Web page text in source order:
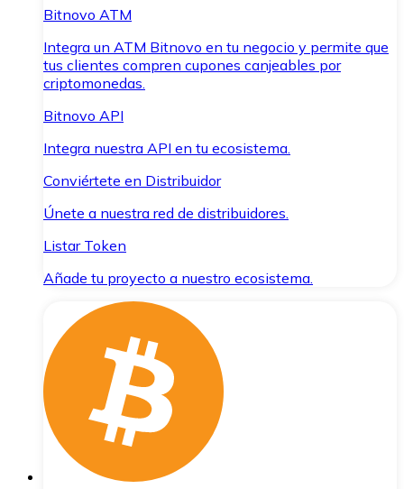
Bitnovo ATM
Integra un ATM Bitnovo en tu negocio y permite que
tus clientes compren cupones canjeables por
criptomonedas.
Bitnovo API
Integra nuestra API en tu ecosistema.
Conviértete en Distribuidor
Únete a nuestra red de distribuidores.
Listar Token
Añade tu proyecto a nuestro ecosistema.